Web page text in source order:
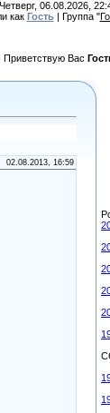
Четверг, 06.08.2026,
как Гость| Группа "
Приветствую Вас
02.08.2013, 16:59